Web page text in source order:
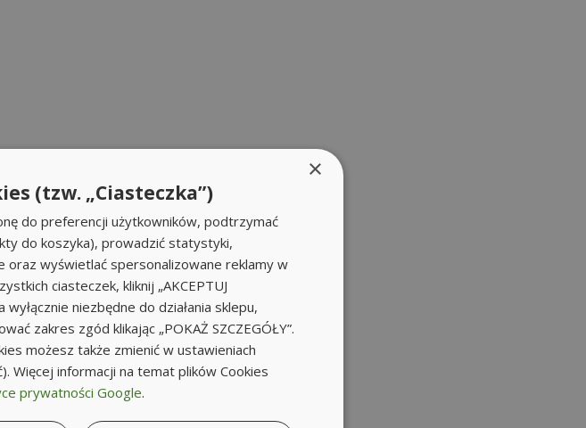
×
(tzw. „Ciasteczka”)
do preferencji użytkowników, podtrzymać
do koszyka), prowadzić statystyki,
oraz wyświetlać spersonalizowane reklamy w
ciasteczek, kliknij „AKCEPTUJ
niezbędne do działania sklepu,
zakres zgód klikając „POKAŻ SZCZEGÓŁY”.
możesz także zmienić w ustawieniach
Więcej informacji na temat plików Cookies
prywatności Google.